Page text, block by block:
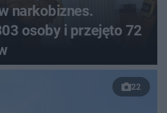
narkobiznes.
22